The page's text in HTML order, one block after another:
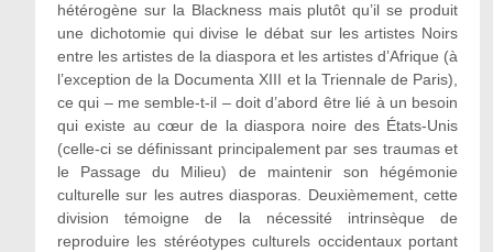
hétérogène sur la Blackness mais plutôt qu’il se produit
une dichotomie qui divise le débat sur les artistes Noirs
entre les artistes de la diaspora et les artistes d’Afrique (à
l’exception de la Documenta XIII et la Triennale de Paris),
ce qui – me semble‑t‑il – doit d’abord être lié à un besoin
qui existe au cœur de la diaspora noire des États-Unis
(celle-ci se définissant principalement par ses traumas et
le Passage du Milieu) de maintenir son hégémonie
culturelle sur les autres diasporas. Deuxièmement, cette
division témoigne de la nécessité intrinsèque de
reproduire les stéréotypes culturels occidentaux portant